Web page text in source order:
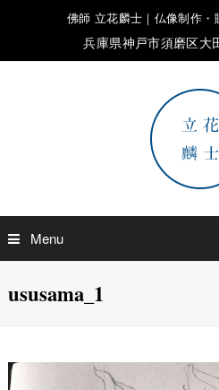
佛師 立花麟士｜仏像制作
兵庫県神戸市須磨区
Menu
ususama_1